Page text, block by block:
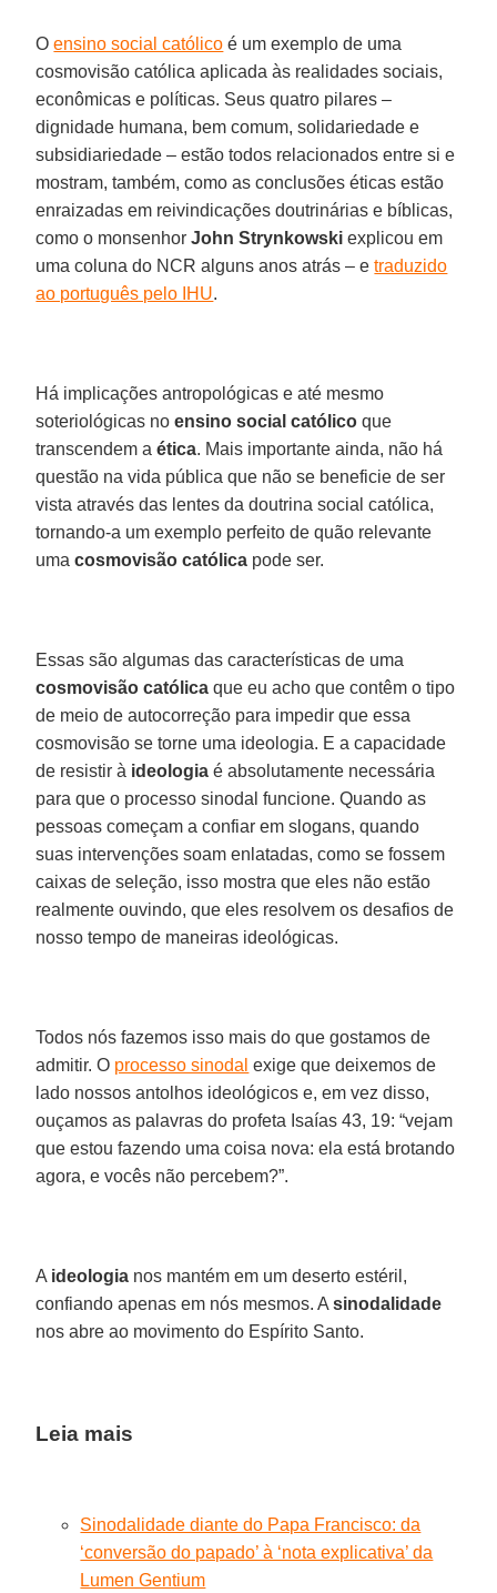
Oensino social católico é um exemplo de uma
cosmovisão católica aplicada às realidades sociais,
econômicas e políticas. Seus quatro pilares –
dignidade humana, bem comum, solidariedade e
subsidiariedade – estão todos relacionados entre si e
mostram, também, como as conclusões éticas estão
enraizadas em reivindicações doutrinárias e bíblicas,
como o monsenhorJohn Strynkowski explicou em
uma coluna do NCR alguns anos atrás – etraduzido
ao português pelo IHU.
Há implicações antropológicas e até mesmo
soteriológicas noensino social católico que
transcendem aética. Mais importante ainda, não há
questão na vida pública que não se beneficie de ser
vista através das lentes da doutrina social católica,
tornando-a um exemplo perfeito de quão relevante
umacosmovisão católica pode ser.
Essas são algumas das características de uma
cosmovisão católica que eu acho que contêm o tipo
de meio de autocorreção para impedir que essa
cosmovisão se torne uma ideologia. E a capacidade
de resistir à ideologia é absolutamente necessária
para que o processo sinodal funcione. Quando as
pessoas começam a confiar em slogans, quando
suas intervenções soam enlatadas, como se fossem
caixas de seleção, isso mostra que eles não estão
realmente ouvindo, que eles resolvem os desafios de
nosso tempo de maneiras ideológicas.
Todos nós fazemos isso mais do que gostamos de
admitir. O processo sinodal exige que deixemos de
lado nossos antolhos ideológicos e, em vez disso,
ouçamos as palavras do profeta Isaías 43, 19: “vejam
que estou fazendo uma coisa nova: ela está brotando
agora, e vocês não percebem?”.
A ideologia nos mantém em um deserto estéril,
confiando apenas em nós mesmos. Asinodalidade
nos abre ao movimento do Espírito Santo.
Leia mais
Sinodalidade diante do Papa Francisco: da
‘conversão do papado’ à ‘nota explicativa’ da
Lumen Gentium